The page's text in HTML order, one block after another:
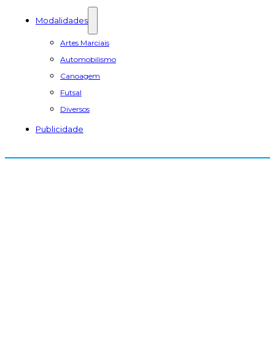
Modalidades
Artes Marciais
Automobilismo
Canoagem
Futsal
Diversos
Publicidade